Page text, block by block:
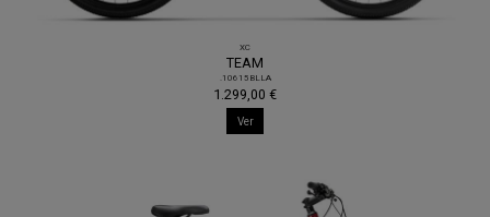
XC
TEAM
.10615BLLA
1.299,00 €
Ver